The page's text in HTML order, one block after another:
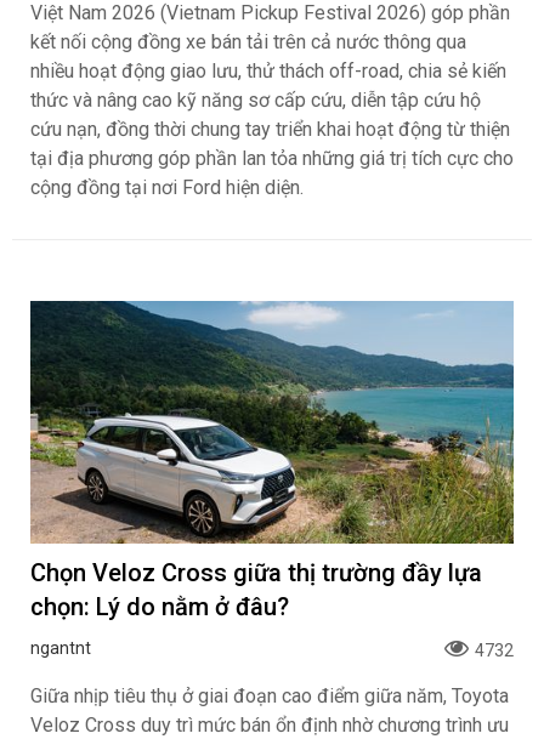
Việt Nam 2026 (Vietnam Pickup Festival 2026) góp phần
kết nối cộng đồng xe bán tải trên cả nước thông qua
nhiều hoạt động giao lưu, thử thách off-road, chia sẻ kiến
thức và nâng cao kỹ năng sơ cấp cứu, diễn tập cứu hộ
cứu nạn, đồng thời chung tay triển khai hoạt động từ thiện
tại địa phương góp phần lan tỏa những giá trị tích cực cho
cộng đồng tại nơi Ford hiện diện.
Chọn Veloz Cross giữa thị trường đầy lựa
chọn: Lý do nằm ở đâu?
ngantnt 4732
Giữa nhịp tiêu thụ ở giai đoạn cao điểm giữa năm, Toyota
Veloz Cross duy trì mức bán ổn định nhờ chương trình ưu